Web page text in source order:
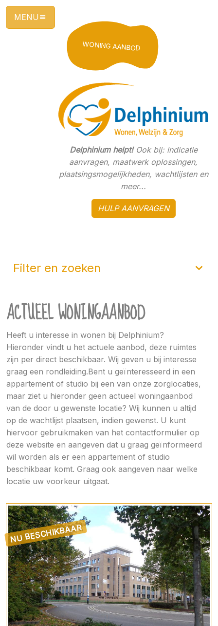
Ga
direct
naar
WONING AANBOD
Delphinium helpt! Ook bij: indicatie
aanvragen, maatwerk oplossingen,
plaatsingsmogelijkheden, wachtlijsten en
meer...
HULP AANVRAGEN
filter en zoeken
ACTUEEL WONINGAANBOD
Heeft u interesse in wonen bij Delphinium?
Hieronder vindt u het actuele aanbod, deze ruimtes
zijn per direct beschikbaar. Wij geven u bij interesse
graag een rondleiding.Bent u geïnteresseerd in een
appartement of studio bij een van onze zorglocaties,
maar ziet u hieronder geen actueel woningaanbod
van de door u gewenste locatie? Wij kunnen u altijd
op de wachtlijst plaatsen, indien gewenst. U kunt
hiervoor gebruikmaken van het contactformulier op
deze website en aangeven dat u graag geïnformeerd
wil worden als er een appartement of studio
beschikbaar komt. Graag ook aangeven naar welke
locatie uw voorkeur uitgaat.
NU BESCHIKBAAR